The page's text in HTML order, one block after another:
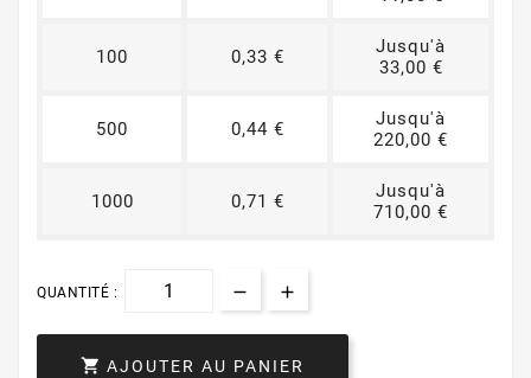
100 0,33 €
Jusqu'à
33,00 €
500 0,44 €
Jusqu'à
220,00 €
1000 0,71 €
Jusqu'à
710,00 €
QUANTITÉ :
 AJOUTER AU PANIER